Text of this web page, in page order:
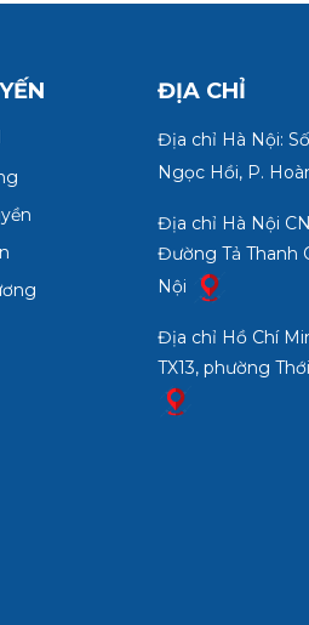
ĐỊA CHỈ
Địa chỉ Hà Nội:
Ngọc Hồi, P.
Địa chỉ Hà Nội
Đường Tả Thanh
Nội
Địa chỉ Hồ Chí
TX13, phường